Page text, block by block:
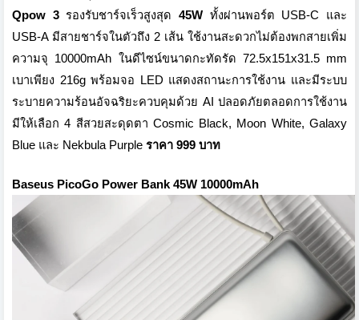
Qpow 3รองรับชาร์จเร็วสูงสุด45W ทั้งผ่านพอร์ต USB-C และ
USB-A มีสายชาร์จในตัวถึง 2 เส้น ใช้งานสะดวกไม่ต้องพกสายเพิ่ม
ความจุ 10000mAh ในดีไซน์ขนาดกะทัดรัด 72.5x151x31.5 mm
เบาเพียง 216g พร้อมจอ LED แสดงสถานะการใช้งาน และมีระบบ
ระบายความร้อนอัจฉริยะควบคุมด้วย AI ปลอดภัยตลอดการใช้งาน
มีให้เลือก 4 สีสวยสะดุดตา Cosmic Black, Moon White, Galaxy
Blue และ Nekbula Purple ราคา 999 บาท
Baseus PicoGo Power Bank 45W 10000mAh